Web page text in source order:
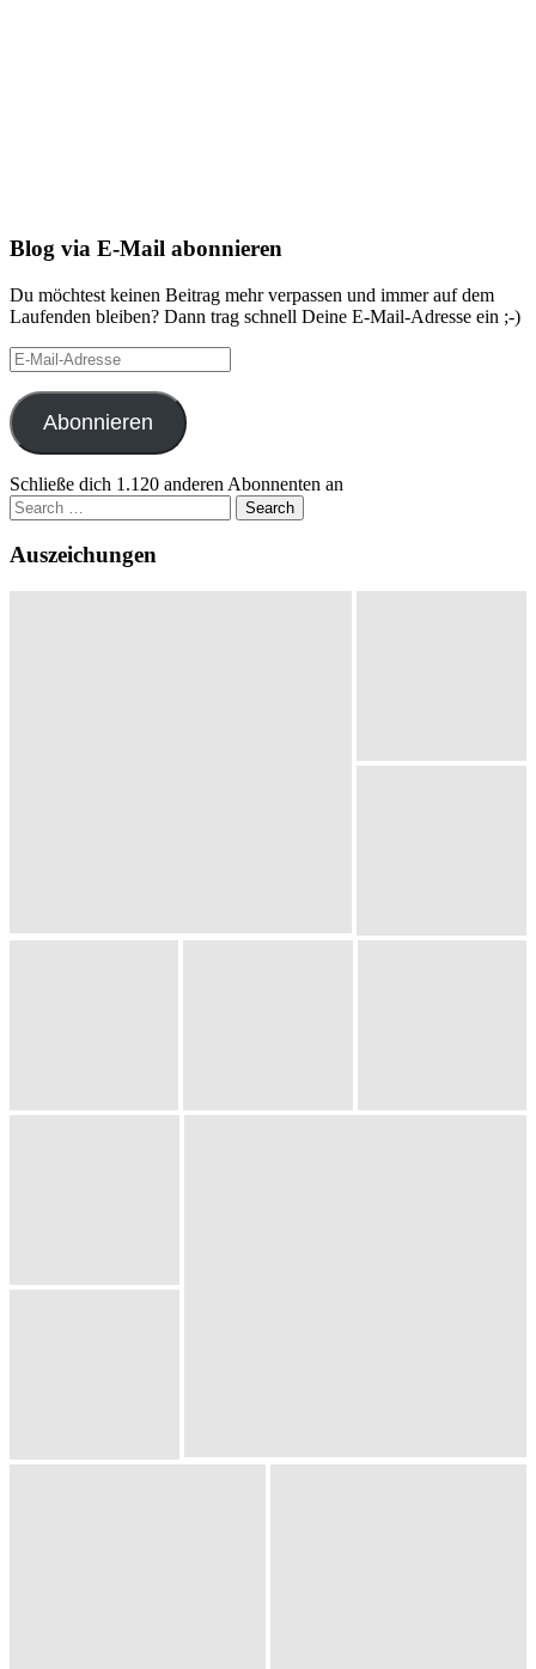
Blog via E-Mail abonnieren
Du möchtest keinen Beitrag mehr verpassen und immer auf dem
Laufenden bleiben? Dann trag schnell Deine E-Mail-Adresse ein ;-)
E-
Mail-
Adresse
Abonnieren
Schließe dich 1.120 anderen Abonnenten an
Search
for:
Auszeichungen